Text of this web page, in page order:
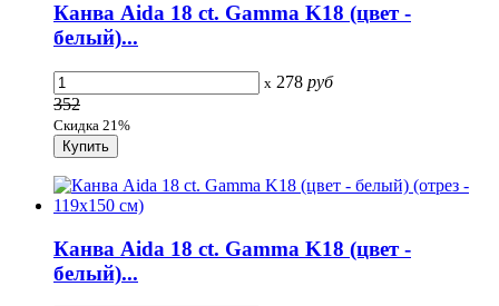
Канва Aida 18 сt. Gamma K18 (цвет -
белый)...
x 278 руб
352
Скидка 21%
Канва Aida 18 сt. Gamma K18 (цвет -
белый)...